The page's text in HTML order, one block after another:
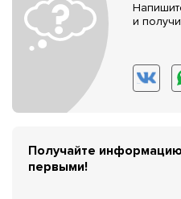
и
Получайте
первыми!